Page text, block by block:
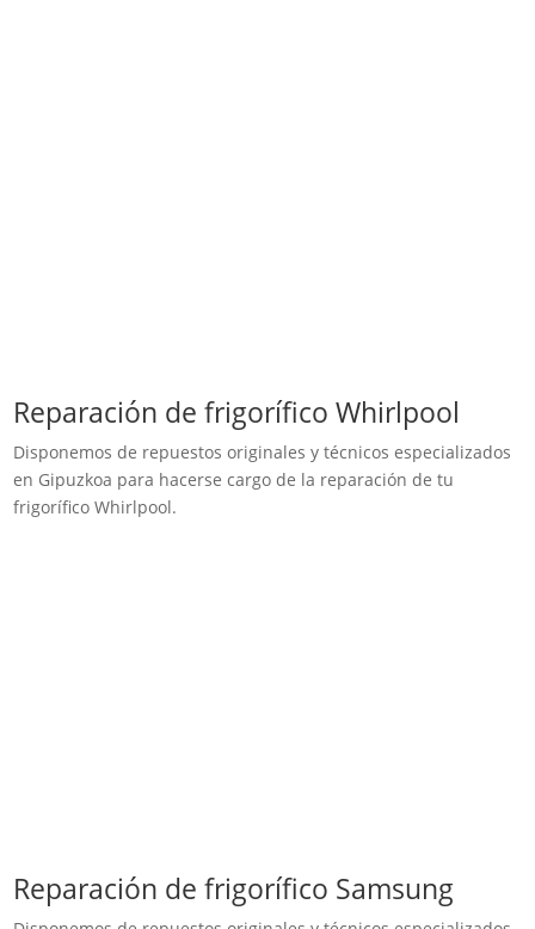
Reparación de frigorífico Whirlpool
Disponemos de repuestos originales y técnicos especializados
en Gipuzkoa para hacerse cargo de la reparación de tu
frigorífico Whirlpool.
Reparación de frigorífico Samsung